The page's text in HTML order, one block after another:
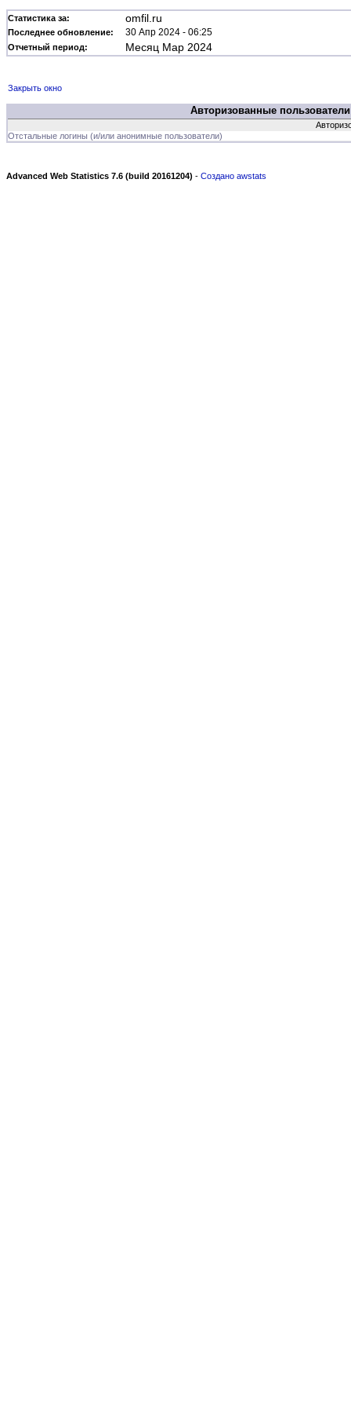
Статистика за: omfil.ru
Последнее обновление: 30 Апр 2024 - 06:25
Отчетный период: Месяц Мар 2024
Закрыть окно
Авторизованные пользователи
Отстальные логины (и/или анонимные пользователи)
Advanced Web Statistics 7.6 (build 20161204) - Создано awstats